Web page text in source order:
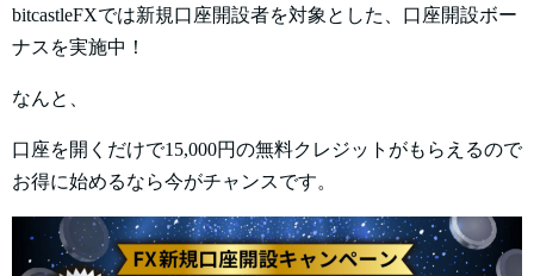
bitcastleFXでは新規口座開設者を対象とした、口座開設ボー
ナスを実施中！
なんと、
口座を開くだけで15,000円の無料クレジットがもらえるので
お得に始めるなら今がチャンスです。